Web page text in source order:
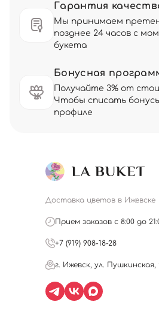
Гарантия
Мы принимаем
позднее 24 часов с
букета
Бонусная
Получайте 3% от
Чтобы списать
профиле
Доставка цветов в Ижевске
Прием заказов с 8:00 до
+7 (919) 908-18-28
г. Ижевск, ул. Пушкинская,